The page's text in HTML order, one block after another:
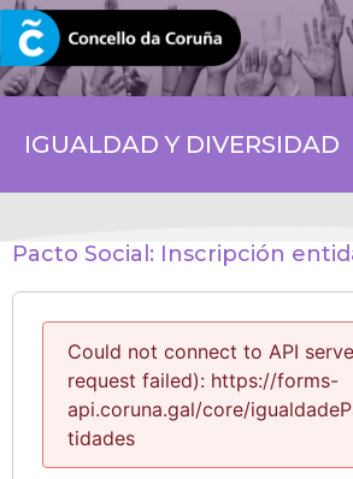
IGUALDAD Y DIVERSIDAD
CORUNA.GAL
Pacto Social: Inscripción
Could not connect to API
request failed): https://forms-
api.coruna.gal/core/
tidades